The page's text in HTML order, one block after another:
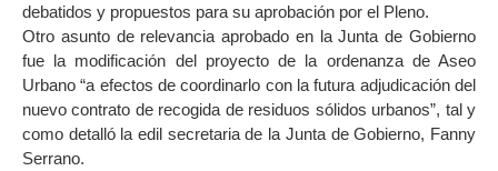
debatidos y propuestos para su aprobación por el Pleno.
Otro asunto de relevancia aprobado en la Junta de Gobierno
fue la modificación del proyecto de la ordenanza de Aseo
Urbano “a efectos de coordinarlo con la futura adjudicación del
nuevo contrato de recogida de residuos sólidos urbanos”, tal y
como detalló la edil secretaria de la Junta de Gobierno, Fanny
Serrano.